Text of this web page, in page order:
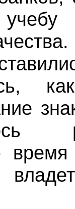
учебу
время